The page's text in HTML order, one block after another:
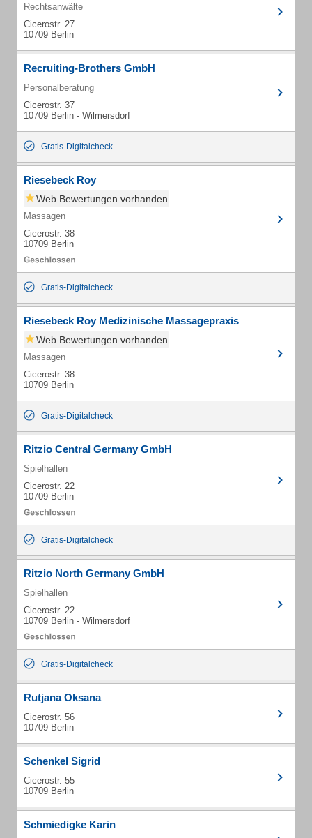
Rechtsanwälte
Cicerostr. 27
10709 Berlin
Recruiting-Brothers GmbH
Personalberatung
Cicerostr. 37
10709 Berlin - Wilmersdorf
Gratis-Digitalcheck
Riesebeck Roy
Web Bewertungen vorhanden
Massagen
Cicerostr. 38
10709 Berlin
Gratis-Digitalcheck
Riesebeck Roy Medizinische Massagepraxis
Web Bewertungen vorhanden
Massagen
Cicerostr. 38
10709 Berlin
Gratis-Digitalcheck
Ritzio Central Germany GmbH
Spielhallen
Cicerostr. 22
10709 Berlin
Gratis-Digitalcheck
Ritzio North Germany GmbH
Spielhallen
Cicerostr. 22
10709 Berlin - Wilmersdorf
Gratis-Digitalcheck
Rutjana Oksana
Cicerostr. 56
10709 Berlin
Schenkel Sigrid
Cicerostr. 55
10709 Berlin
Schmiedigke Karin